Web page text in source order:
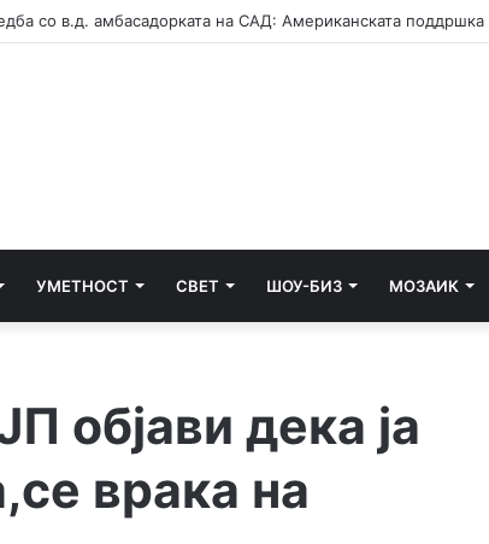
УМЕТНОСТ СВЕТ ШОУ-БИЗ МОЗАИК
објави дека ја
врака на